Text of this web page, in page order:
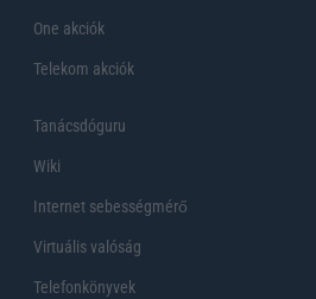
One akciók
Telekom akciók
Tanácsdóguru
Wiki
Internet sebességmérő
Virtuális valóság
Telefonkönyvek